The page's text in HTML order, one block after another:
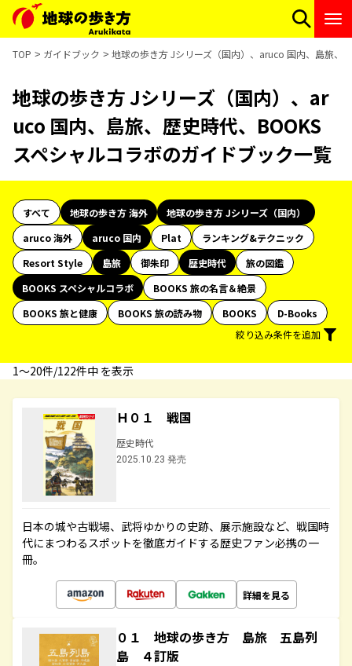
TOP ガイドブック 地球の歩き方 Jシリーズ（国内）、aruco 国内、島旅、
地球の歩き方 Jシリーズ（国内）、ar
uco 国内、島旅、歴史時代、BOOKS
スペシャルコラボのガイドブック一覧
すべて 地球の歩き方 海外
地球の歩き方 Jシリーズ（国内）
aruco 海外
aruco 国内 Plat
ランキング&テクニック
Resort Style
島旅 御朱印 歴史時代
旅の図鑑
BOOKS スペシャルコラボ
BOOKS 旅の名言＆絶景
BOOKS 旅と健康
BOOKS 旅の読み物 BOOKS
D-Books
絞り込み条件を追加
1〜20件/122件中 を表示
Ｈ０１ 戦国
歴史時代
2025.10.23 発売
日本の城や古戦場、武将ゆかりの史跡、展示施設など、戦国時
代にまつわるスポットを徹底ガイドする歴史ファン必携の一
冊。
詳細を見る
０１ 地球の歩き方 島旅 五島列
島 ４訂版